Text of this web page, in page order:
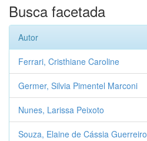
Busca facetada
Autor
Ferrari, Cristhiane Caroline
Germer, Silvia Pimentel Marconi
Nunes, Larissa Peixoto
Souza, Elaine de Cássia Guerreiro